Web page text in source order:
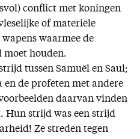
conflict met koningen
of materiële
waarmee de
moet houden.
tussen Samuël en Saul;
de profeten met andere
daarvan vinden
Hun strijd was een strijd
Ze streden tegen